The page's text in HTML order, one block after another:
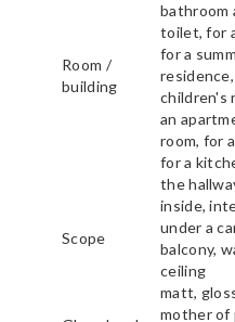
Room /
building
bathroom
toilet, for
for a
children's
an
room, for
for a
the
Scope
inside,
under a
balcony,
ceiling
matt,
mother of